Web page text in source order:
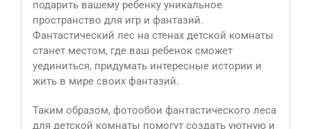
подарить вашему ребенку уникальное
пространство для игр и фантазий.
Фантастический лес на стенах детской комнаты
станет местом, где ваш ребенок сможет
уединиться, придумать интересные истории и
жить в мире своих фантазий.
Таким образом, фотообои фантастического леса
для детской комнаты помогут создать уютную и